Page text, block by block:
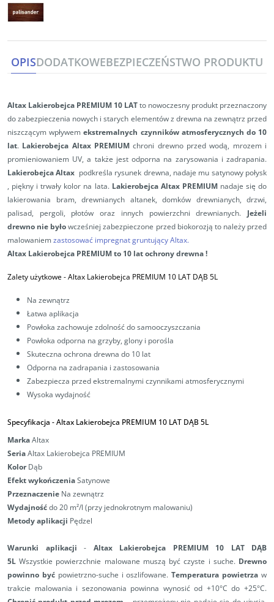
OPISDODATKOWEBEZPIECZEŃSTWO PRODUKTU
Altax Lakierobejca PREMIUM 10 LATto nowoczesny produkt przeznaczony
do zabezpieczenia nowych i starych elementów z drewna na zewnątrz przed
niszczącym wpływemekstremalnych czynników atmosferycznych do 10
lat. Lakierobejca Altax PREMIUM chroni drewno przed wodą, mrozem i
promieniowaniem UV, a także jest odporna na zarysowania i zadrapania.
Lakierobejca Altax podkreśla rysunek drewna, nadaje mu satynowy połysk
, piękny i trwały kolor na lata. Lakierobejca Altax PREMIUMnadaje się do
lakierowania bram, drewnianych altanek, domków drewnianych, drzwi,
palisad, pergoli, płotów oraz innych powierzchni drewnianych. Jeżeli
drewno nie byłowcześniej zabezpieczone przed biokorozją to należy przed
malowaniemzastosować impregnat gruntujący Altax.
Altax Lakierobejca PREMIUM to 10 lat ochrony drewna !
Zalety użytkowe -Altax Lakierobejca PREMIUM 10 LAT DĄB 5L
Na zewnątrz
Łatwa aplikacja
Powłoka zachowuje zdolność do samooczyszczania
Powłoka odporna na grzyby, glony i porośla
Skuteczna ochrona drewna do 10 lat
Odporna na zadrapania i zastosowania
Zabezpiecza przed ekstremalnymi czynnikami atmosferycznymi
Wysoka wydajność
Specyfikacja -Altax Lakierobejca PREMIUM 10 LAT DĄB 5L
MarkaAltax
SeriaAltax Lakierobejca PREMIUM
KolorDąb
Efekt wykończeniaSatynowe
Przeznaczenie Na zewnątrz
Wydajnośćdo 20 m²/l (przy jednokrotnym malowaniu)
Metody aplikacji Pędzel
Warunki aplikacji - Altax Lakierobejca PREMIUM 10 LAT DĄB
5L Wszystkie powierzchnie malowane muszą być czyste i suche. Drewno
powinno byćpowietrzno-suche i oszlifowane.Temperatura powietrza w
trakcie malowania i sezonowania powinna wynosić od +10°C do +25°C.